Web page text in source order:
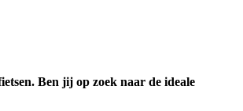
Ben jij op zoek naar de ideale